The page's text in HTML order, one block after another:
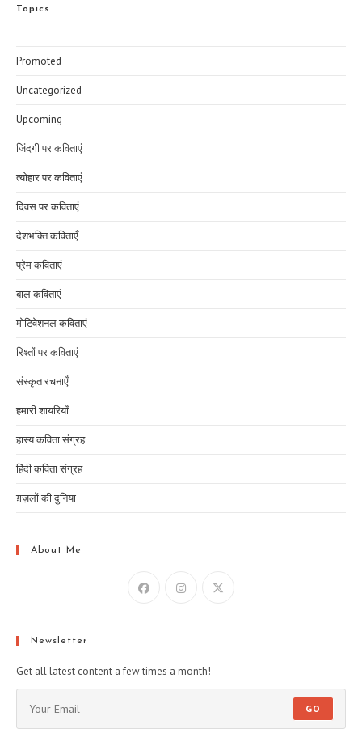
Topics
Promoted
Uncategorized
Upcoming
जिंदगी पर कविताएं
त्योहार पर कविताएं
दिवस पर कविताएं
देशभक्ति कविताएँ
प्रेम कविताएं
बाल कविताएं
मोटिवेशनल कविताएं
रिश्तों पर कविताएं
संस्कृत रचनाएँ
हमारी शायरियाँ
हास्य कविता संग्रह
हिंदी कविता संग्रह
ग़ज़लों की दुनिया
About Me
Newsletter
Get all latest content a few times a month!
GO